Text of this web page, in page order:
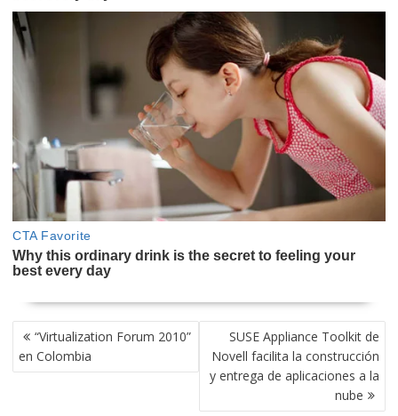
NAVEGACIÓN
DE
ENTRADAS
“Virtualization Forum 2010”
en Colombia
SUSE Appliance Toolkit de
Novell facilita la construcción
y entrega de aplicaciones a la
nube